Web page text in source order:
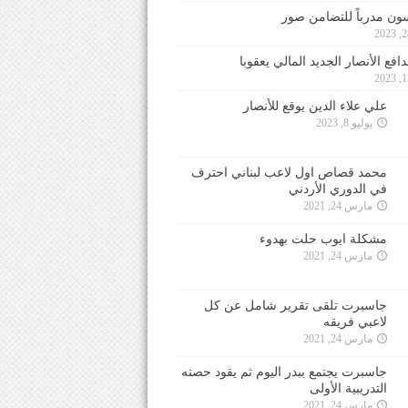
مدرباً للتضامن صور
الأنصار الجديد المالي يعقوبا
علي علاء الدين يوقع للأنصار
يوليو 8, 2023
محمد قصاص اول لاعب لبناني احترف
في الدوري الأردني
مارس 24, 2021
مشكلة ايوب حلت بهدوء
مارس 24, 2021
جاسبرت تلقى تقرير شامل عن كل
لاعبي فريقه
مارس 24, 2021
جاسبرت يجتمع ببدر اليوم ثم يقود حصته
التدريبية الأولى
مارس 24, 2021